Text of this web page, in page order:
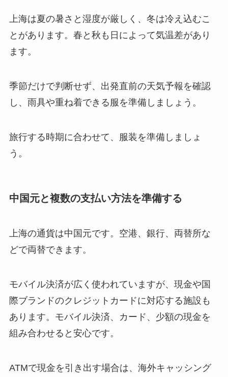
上海は夏の暑さと湿度が厳しく、冬は冷え込むこ
とがあります。春と秋も日によって気温差があり
ます。
季節だけで判断せず、出発直前の天気予報を確認
し、雨具や重ね着できる服を準備しましょう。
旅行する時期に合わせて、服装を準備しましょ
う。
中国元と複数の支払い方法を準備する
上海の通貨は中国元です。空港、銀行、両替所な
どで両替できます。
モバイル決済が広く使われていますが、現金や国
際ブランドのクレジットカードに対応する施設も
あります。モバイル決済、カード、少額の現金を
組み合わせると安心です。
ATMで現金を引き出す場合は、海外キャッシング